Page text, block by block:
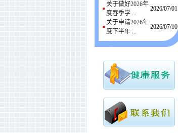
关于做好2026年
度春季学 ...
2026/07/01
关于申请2026年
度下半年 ...
2026/07/10